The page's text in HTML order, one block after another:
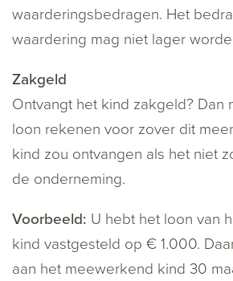
waarderingsbedragen. Het
waardering mag niet lager
Zakgeld
Ontvangt het kind zakgeld? Dan
loon rekenen voor zover dit
kind zou ontvangen als het niet
de onderneming.
Voorbeeld: U hebt het loon van
kind vastgesteld op € 1.000.
aan het meewerkend kind 30